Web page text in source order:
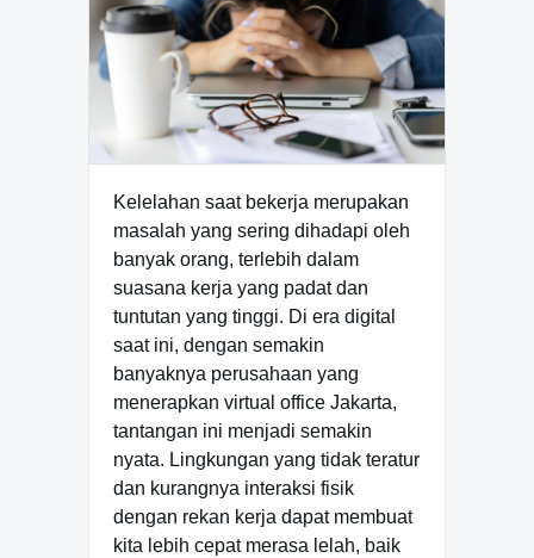
Kelelahan saat bekerja merupakan
masalah yang sering dihadapi oleh
banyak orang, terlebih dalam
suasana kerja yang padat dan
tuntutan yang tinggi. Di era digital
saat ini, dengan semakin
banyaknya perusahaan yang
menerapkan virtual office Jakarta,
tantangan ini menjadi semakin
nyata. Lingkungan yang tidak teratur
dan kurangnya interaksi fisik
dengan rekan kerja dapat membuat
kita lebih cepat merasa lelah, baik